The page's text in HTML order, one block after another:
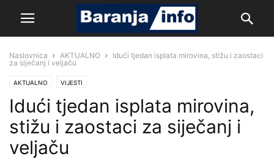
Naslovnica AKTUALNO
Idući tjedan isplata mirovina, stižu i zaostaci
za siječanj i veljaču
AKTUALNO VIJESTI
Idući tjedan isplata mirovina,
stižu i zaostaci za siječanj i
veljaču